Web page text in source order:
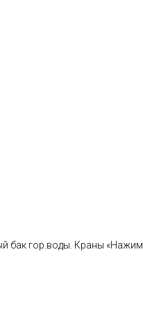
бак гор.воды. Краны «Нажим